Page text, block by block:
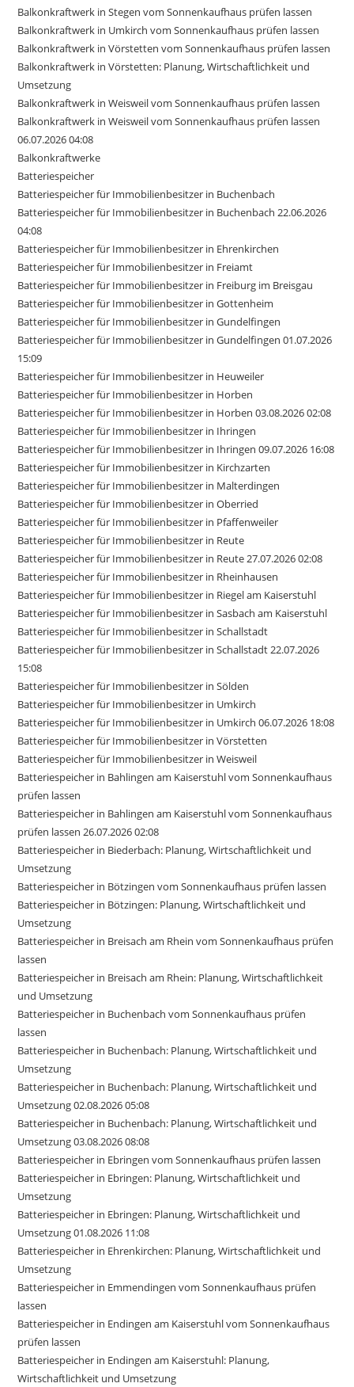
Balkonkraftwerk in Stegen vom Sonnenkaufhaus prüfen lassen
Balkonkraftwerk in Umkirch vom Sonnenkaufhaus prüfen lassen
Balkonkraftwerk in Vörstetten vom Sonnenkaufhaus prüfen lassen
Balkonkraftwerk in Vörstetten: Planung, Wirtschaftlichkeit und
Umsetzung
Balkonkraftwerk in Weisweil vom Sonnenkaufhaus prüfen lassen
Balkonkraftwerk in Weisweil vom Sonnenkaufhaus prüfen lassen
06.07.2026 04:08
Balkonkraftwerke
Batteriespeicher
Batteriespeicher für Immobilienbesitzer in Buchenbach
Batteriespeicher für Immobilienbesitzer in Buchenbach 22.06.2026
04:08
Batteriespeicher für Immobilienbesitzer in Ehrenkirchen
Batteriespeicher für Immobilienbesitzer in Freiamt
Batteriespeicher für Immobilienbesitzer in Freiburg im Breisgau
Batteriespeicher für Immobilienbesitzer in Gottenheim
Batteriespeicher für Immobilienbesitzer in Gundelfingen
Batteriespeicher für Immobilienbesitzer in Gundelfingen 01.07.2026
15:09
Batteriespeicher für Immobilienbesitzer in Heuweiler
Batteriespeicher für Immobilienbesitzer in Horben
Batteriespeicher für Immobilienbesitzer in Horben 03.08.2026 02:08
Batteriespeicher für Immobilienbesitzer in Ihringen
Batteriespeicher für Immobilienbesitzer in Ihringen 09.07.2026 16:08
Batteriespeicher für Immobilienbesitzer in Kirchzarten
Batteriespeicher für Immobilienbesitzer in Malterdingen
Batteriespeicher für Immobilienbesitzer in Oberried
Batteriespeicher für Immobilienbesitzer in Pfaffenweiler
Batteriespeicher für Immobilienbesitzer in Reute
Batteriespeicher für Immobilienbesitzer in Reute 27.07.2026 02:08
Batteriespeicher für Immobilienbesitzer in Rheinhausen
Batteriespeicher für Immobilienbesitzer in Riegel am Kaiserstuhl
Batteriespeicher für Immobilienbesitzer in Sasbach am Kaiserstuhl
Batteriespeicher für Immobilienbesitzer in Schallstadt
Batteriespeicher für Immobilienbesitzer in Schallstadt 22.07.2026
15:08
Batteriespeicher für Immobilienbesitzer in Sölden
Batteriespeicher für Immobilienbesitzer in Umkirch
Batteriespeicher für Immobilienbesitzer in Umkirch 06.07.2026 18:08
Batteriespeicher für Immobilienbesitzer in Vörstetten
Batteriespeicher für Immobilienbesitzer in Weisweil
Batteriespeicher in Bahlingen am Kaiserstuhl vom Sonnenkaufhaus
prüfen lassen
Batteriespeicher in Bahlingen am Kaiserstuhl vom Sonnenkaufhaus
prüfen lassen 26.07.2026 02:08
Batteriespeicher in Biederbach: Planung, Wirtschaftlichkeit und
Umsetzung
Batteriespeicher in Bötzingen vom Sonnenkaufhaus prüfen lassen
Batteriespeicher in Bötzingen: Planung, Wirtschaftlichkeit und
Umsetzung
Batteriespeicher in Breisach am Rhein vom Sonnenkaufhaus prüfen
lassen
Batteriespeicher in Breisach am Rhein: Planung, Wirtschaftlichkeit
und Umsetzung
Batteriespeicher in Buchenbach vom Sonnenkaufhaus prüfen
lassen
Batteriespeicher in Buchenbach: Planung, Wirtschaftlichkeit und
Umsetzung
Batteriespeicher in Buchenbach: Planung, Wirtschaftlichkeit und
Umsetzung 02.08.2026 05:08
Batteriespeicher in Buchenbach: Planung, Wirtschaftlichkeit und
Umsetzung 03.08.2026 08:08
Batteriespeicher in Ebringen vom Sonnenkaufhaus prüfen lassen
Batteriespeicher in Ebringen: Planung, Wirtschaftlichkeit und
Umsetzung
Batteriespeicher in Ebringen: Planung, Wirtschaftlichkeit und
Umsetzung 01.08.2026 11:08
Batteriespeicher in Ehrenkirchen: Planung, Wirtschaftlichkeit und
Umsetzung
Batteriespeicher in Emmendingen vom Sonnenkaufhaus prüfen
lassen
Batteriespeicher in Endingen am Kaiserstuhl vom Sonnenkaufhaus
prüfen lassen
Batteriespeicher in Endingen am Kaiserstuhl: Planung,
Wirtschaftlichkeit und Umsetzung